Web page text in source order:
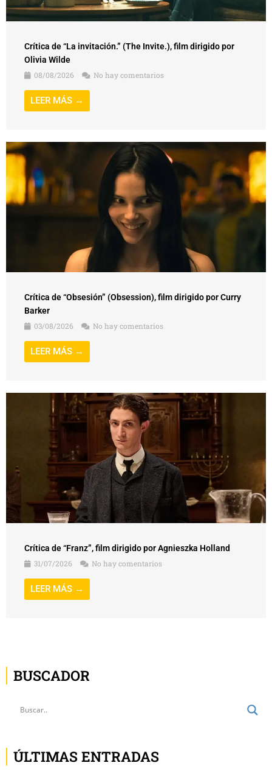
Crítica de “La invitación.” (The Invite.), film dirigido por
Olivia Wilde
08/08/2026
No hay comentarios
LEER MÁS →
Crítica de “Obsesión” (Obsession), film dirigido por Curry
Barker
03/08/2026
No hay comentarios
LEER MÁS →
Crítica de “Franz”, film dirigido por Agnieszka Holland
31/07/2026
No hay comentarios
LEER MÁS →
BUSCADOR
ÚLTIMAS ENTRADAS